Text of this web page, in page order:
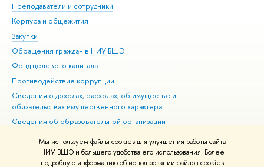
Мы используем файлы cookies для улучшения работы сайта
НИУ ВШЭ и большего удобства его использования. Более
подробную информацию об использовании файлов cookies
Преподаватели и сотрудники
Корпуса и общежития
Закупки
Обращения граждан в НИУ ВШЭ
Фонд целевого капитала
Противодействие коррупции
Сведения о доходах, расходах, об имуществе и
обязательствах имущественного характера
Сведения об образовательной организации
Людям с ограниченными возможностями здоровья
Единая платежная страница